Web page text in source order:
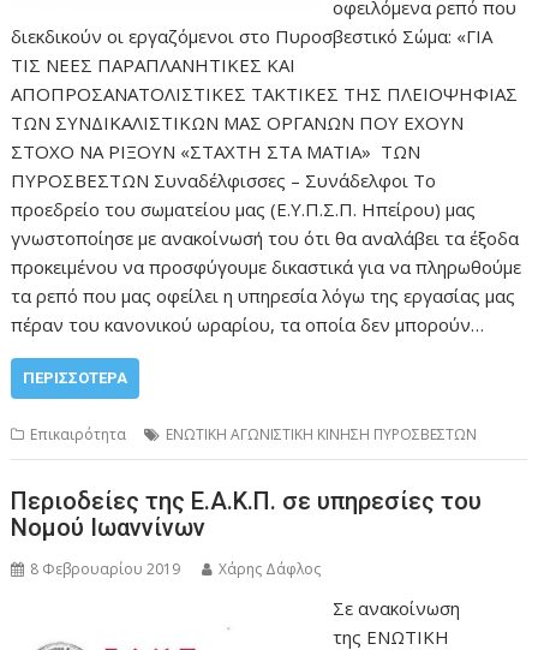
οφειλόμενα ρεπό που
διεκδικούν οι εργαζόμενοι στο Πυροσβεστικό Σώμα: «ΓΙΑ
ΤΙΣ ΝΕΕΣ ΠΑΡΑΠΛΑΝΗΤΙΚΕΣ ΚΑΙ
ΑΠΟΠΡΟΣΑΝΑΤΟΛΙΣΤΙΚΕΣ ΤΑΚΤΙΚΕΣ ΤΗΣ ΠΛΕΙΟΨΗΦΙΑΣ
ΤΩΝ ΣΥΝΔΙΚΑΛΙΣΤΙΚΩΝ ΜΑΣ ΟΡΓΑΝΩΝ ΠΟΥ ΕΧΟΥΝ
ΣΤΟΧΟ ΝΑ ΡΙΞΟΥΝ «ΣΤΑΧΤΗ ΣΤΑ ΜΑΤΙΑ» ΤΩΝ
ΠΥΡΟΣΒΕΣΤΩΝ Συναδέλφισσες – Συνάδελφοι Το
προεδρείο του σωματείου μας (Ε.Υ.Π.Σ.Π. Ηπείρου) μας
γνωστοποίησε με ανακοίνωσή του ότι θα αναλάβει τα έξοδα
προκειμένου να προσφύγουμε δικαστικά για να πληρωθούμε
τα ρεπό που μας οφείλει η υπηρεσία λόγω της εργασίας μας
πέραν του κανονικού ωραρίου, τα οποία δεν μπορούν…
ΠΕΡΙΣΣΌΤΕΡΑ
Επικαιρότητα ΕΝΩΤΙΚΗ ΑΓΩΝΙΣΤΙΚΗ ΚΙΝΗΣΗ ΠΥΡΟΣΒΕΣΤΩΝ
Περιοδείες της Ε.Α.Κ.Π. σε υπηρεσίες του
Νομού Ιωαννίνων
8 Φεβρουαρίου 2019 Χάρης Δάφλος
Σε ανακοίνωση
της ΕΝΩΤΙΚΗ